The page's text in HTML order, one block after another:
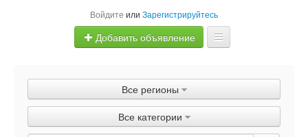
Войдите или Зарегистрируйтесь
Добавить объявление
Объявления
Быстрая продажа
Все регионы
Все категории